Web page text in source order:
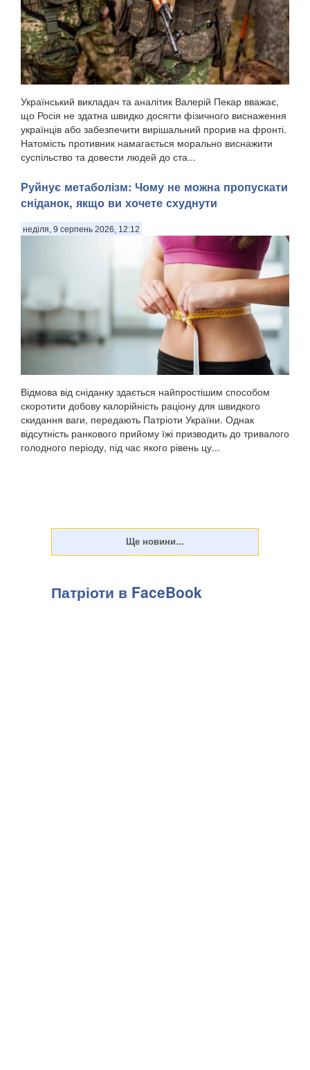
Український викладач та аналітик Валерій Пекар вважає,
що Росія не здатна швидко досягти фізичного виснаження
українців або забезпечити вирішальний прорив на фронті.
Натомість противник намагається морально виснажити
суспільство та довести людей до ста...
Руйнує метаболізм: Чому не можна пропускати
сніданок, якщо ви хочете схуднути
неділя, 9 серпень 2026, 12:12
Відмова від сніданку здається найпростішим способом
скоротити добову калорійність раціону для швидкого
скидання ваги, передають Патріоти України. Однак
відсутність ранкового прийому їжі призводить до тривалого
голодного періоду, під час якого рівень цу...
Патріоти в FaceBook